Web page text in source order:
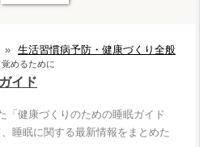
» 生活習慣病予防・健康づくり全般
めるために
イド
「健康づくりのための睡眠ガイド
睡眠に関する最新情報をまとめた